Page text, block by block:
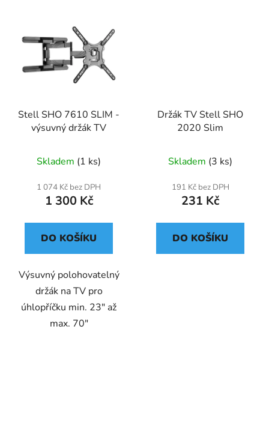
Stell SHO 7610 SLIM -
výsuvný držák TV
Skladem (1 ks)
1 074 Kč bez DPH
1 300 Kč
DO KOŠÍKU
Výsuvný polohovatelný
držák na TV pro
úhlopříčku min. 23" až
max. 70"
Držák TV Stell SHO
2020 Slim
Skladem (3 ks)
191 Kč bez DPH
231 Kč
DO KOŠÍKU